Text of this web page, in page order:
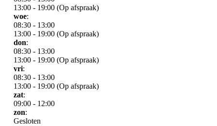
13:00 - 19:00 (Op afspraak)
woe:
08:30 - 13:00
13:00 - 19:00 (Op afspraak)
don:
08:30 - 13:00
13:00 - 19:00 (Op afspraak)
vri:
08:30 - 13:00
13:00 - 19:00 (Op afspraak)
zat:
09:00 - 12:00
zon:
Gesloten